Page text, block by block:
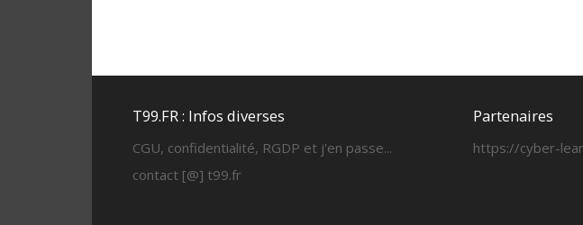
T99.FR : Infos diverses
CGU, confidentialité, RGDP et j'en passe...
contact [@] t99.fr
Partenaires
https://cyber-